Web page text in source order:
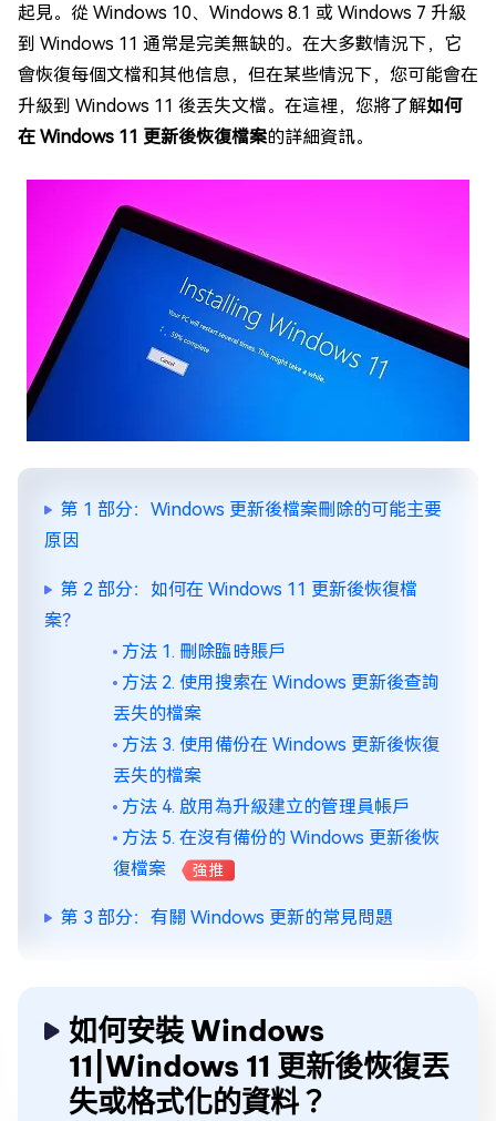
起見。從 Windows 10、Windows 8.1 或 Windows 7 升級
到 Windows 11 通常是完美無缺的。在大多數情況下，它
會恢復每個文檔和其他信息，但在某些情況下，您可能會在
升級到 Windows 11 後丟失文檔。在這裡，您將了解如何
在 Windows 11 更新後恢復檔案的詳細資訊。
第 1 部分：Windows 更新後檔案刪除的可能主要
原因
第 2 部分：如何在 Windows 11 更新後恢復檔
案？
方法 1. 刪除臨時賬戶
方法 2. 使用搜索在 Windows 更新後查詢
丟失的檔案
方法 3. 使用備份在 Windows 更新後恢復
丟失的檔案
方法 4. 啟用為升級建立的管理員帳戶
方法 5. 在沒有備份的 Windows 更新後恢
復檔案
強推
第 3 部分：有關 Windows 更新的常見問題
如何安裝 Windows
11|Windows 11 更新後恢復丟
失或格式化的資料？